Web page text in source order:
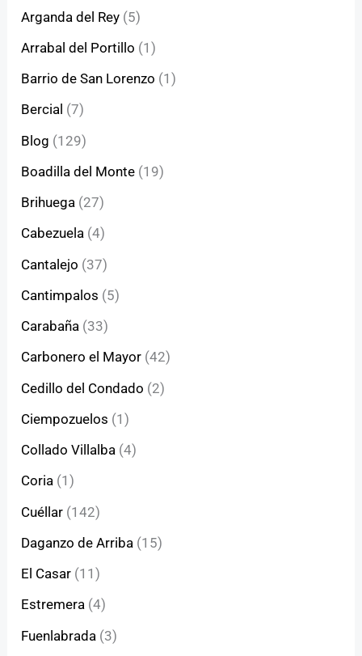
Arganda del Rey (5)
Arrabal del Portillo (1)
Barrio de San Lorenzo (1)
Bercial (7)
Blog (129)
Boadilla del Monte (19)
Brihuega (27)
Cabezuela (4)
Cantalejo (37)
Cantimpalos (5)
Carabaña (33)
Carbonero el Mayor (42)
Cedillo del Condado (2)
Ciempozuelos (1)
Collado Villalba (4)
Coria (1)
Cuéllar (142)
Daganzo de Arriba (15)
El Casar (11)
Estremera (4)
Fuenlabrada (3)